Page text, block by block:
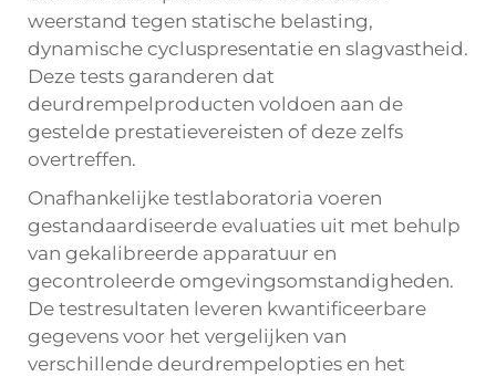
weerstand tegen statische belasting,
dynamische cycluspresentatie en slagvastheid.
Deze tests garanderen dat
deurdrempelproducten voldoen aan de
gestelde prestatievereisten of deze zelfs
overtreffen.
Onafhankelijke testlaboratoria voeren
gestandaardiseerde evaluaties uit met behulp
van gekalibreerde apparatuur en
gecontroleerde omgevingsomstandigheden.
De testresultaten leveren kwantificeerbare
gegevens voor het vergelijken van
verschillende deurdrempelopties en het